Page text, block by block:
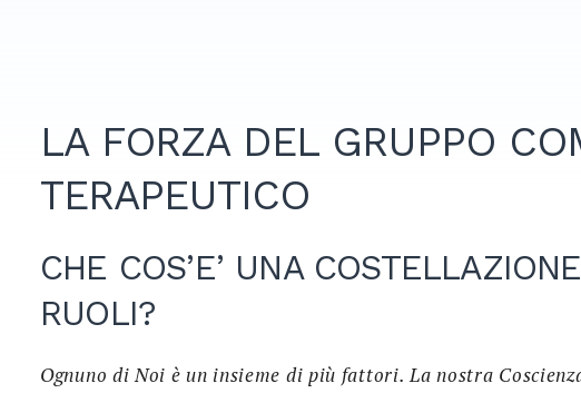
LA FORZA DEL GRUPPO
TERAPEUTICO
CHE COS’E’ UNA
RUOLI?
Ognuno di Noi è un insieme di più fattori. La nostra